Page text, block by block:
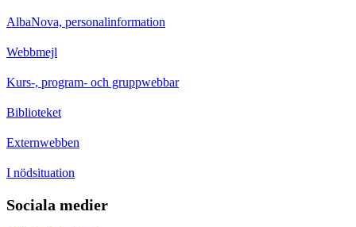
AlbaNova, personalinformation
Webbmejl
Kurs-, program- och gruppwebbar
Biblioteket
Externwebben
I nödsituation
Sociala medier